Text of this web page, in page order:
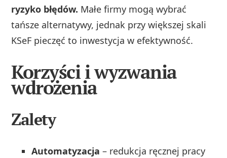
ryzyko błędów. Małe firmy mogą wybrać
tańsze alternatywy, jednak przy większej skali
KSeF pieczęć to inwestycja w efektywność.
Korzyści i wyzwania
wdrożenia
Zalety
Automatyzacja – redukcja ręcznej pracy